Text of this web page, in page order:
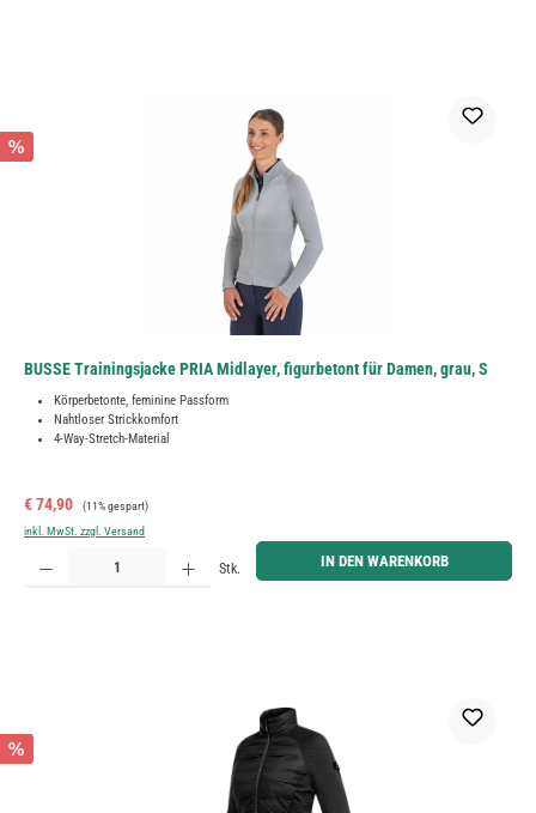
%
BUSSE Trainingsjacke PRIA Midlayer, figurbetont für Damen, grau, S
Körperbetonte, feminine Passform
Nahtloser Strickkomfort
4-Way-Stretch-Material
Verkaufspreis:
€ 74,90 Regulärer Preis:
(11% gespart)
inkl. MwSt. zzgl. Versand
Produkt Anzahl: Gib den gewünschten Wert ein oder benutze die Schaltflächen um die Anzahl zu
Stk. IN DEN WARENKORB
%